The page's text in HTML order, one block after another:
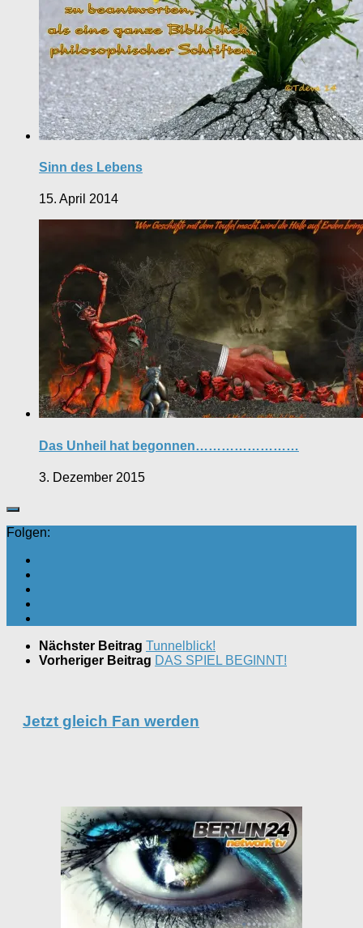
Sinn des Lebens
15. April 2014
Das Unheil hat begonnen……………………
3. Dezember 2015
Folgen:
Nächster Beitrag Tunnelblick!
Vorheriger Beitrag DAS SPIEL BEGINNT!
Jetzt gleich Fan werden